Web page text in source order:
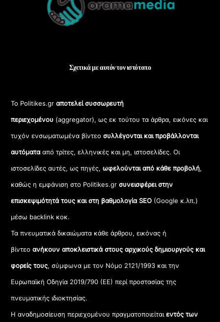
Top
Σχετικά με αυτόν τον ιστότοπο
Το Politikes.grαποτελεί συσσωρευτή
περιεχομένου (aggregator), ως εκ τούτου τα άρθρα, εικόνες και
τυχόν ενσωματωμένα βίντεοσυλλέγονται και προβάλλονται
αυτόματααπό τρίτες, ελληνικές και μη, ιστοσελίδες. Οι
ιστοσελίδες αυτές, ως πηγές,ωφελούνται από κάθε προβολή,
καθώς η εμφάνιση στο Politikes.gr συνεισφέρει στην
επισκεψιμότητά τους και στη βαθμολογία SEO (Google κ.λπ.)
μέσω backlink κοκ.
Τα πνευματικά δικαιώματα κάθε άρθρου, εικόνας ή
βίντεοανήκουν αποκλειστικά στους αρχικούς δημιουργούς και
φορείς τους, σύμφωνα με τον Νόμο 2121/1993 και την
Ευρωπαϊκή Οδηγία 2019/790 (ΕΕ) περί προστασίας της
πνευματικής ιδιοκτησίας.
Η αναδημοσίευση περιεχομένου πραγματοποιείταιεντός των